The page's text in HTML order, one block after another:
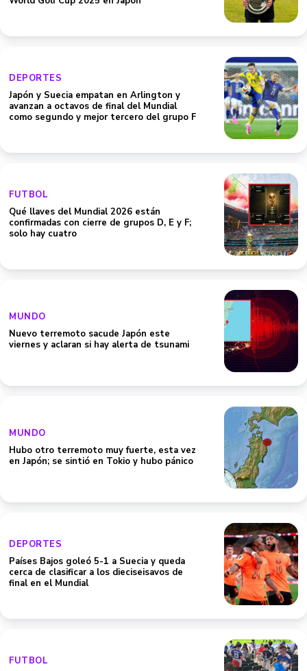
DEPORTES
Japón y Suecia empatan en Arlington y
avanzan a octavos de final del Mundial
como segundo y mejor tercero del grupo F
FUTBOL
Qué llaves del Mundial 2026 están
confirmadas con cierre de grupos D, E y F;
solo hay cuatro
MUNDO
Nuevo terremoto sacude Japón este
viernes y aclaran si hay alerta de tsunami
MUNDO
Hubo otro terremoto muy fuerte, esta vez
en Japón; se sintió en Tokio y hubo pánico
DEPORTES
Países Bajos goleó 5-1 a Suecia y queda
cerca de clasificar a los dieciseisavos de
final en el Mundial
FUTBOL